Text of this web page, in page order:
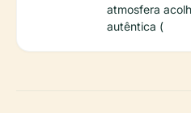
atmosfera
autêntica (